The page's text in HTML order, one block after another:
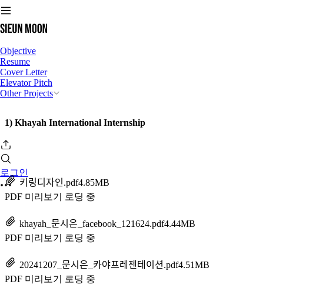
Objective
Resume
Cover Letter
Elevator Pitch
Other Projects
로그인
1) Khayah International Internship
키링디자인.pdf4.85MB
PDF 미리보기 로딩 중
khayah_문시은_facebook_121624.pdf4.44MB
PDF 미리보기 로딩 중
20241207_문시은_카야프레젠테이션.pdf4.51MB
PDF 미리보기 로딩 중